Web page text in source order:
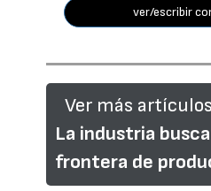
ver/escribir
Ver más
La industria
frontera de